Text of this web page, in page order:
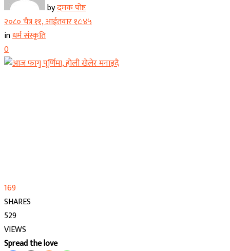
byदमक पोष्ट
२०८० चैत्र ११, आईतवार १८:४५
inधर्म संस्कृति
0
169
SHARES
529
VIEWS
Spread the love